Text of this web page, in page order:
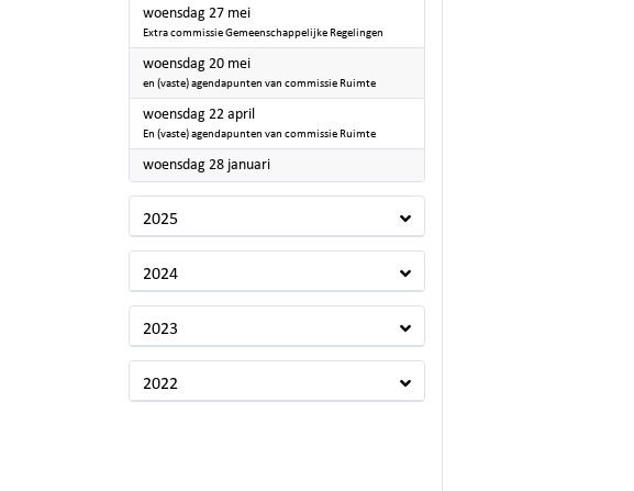
woensdag 27 mei2026
Extra commissie Gemeenschappelijke Regelingen
woensdag 20 mei2026
en (vaste) agendapunten van commissie Ruimte
woensdag 22 april
En (vaste) agendapunten van commissie Ruimte
woensdag 28 januari2026
2025
2024
2023
2022